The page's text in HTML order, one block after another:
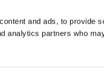
and ads, to provide
analytics partners who